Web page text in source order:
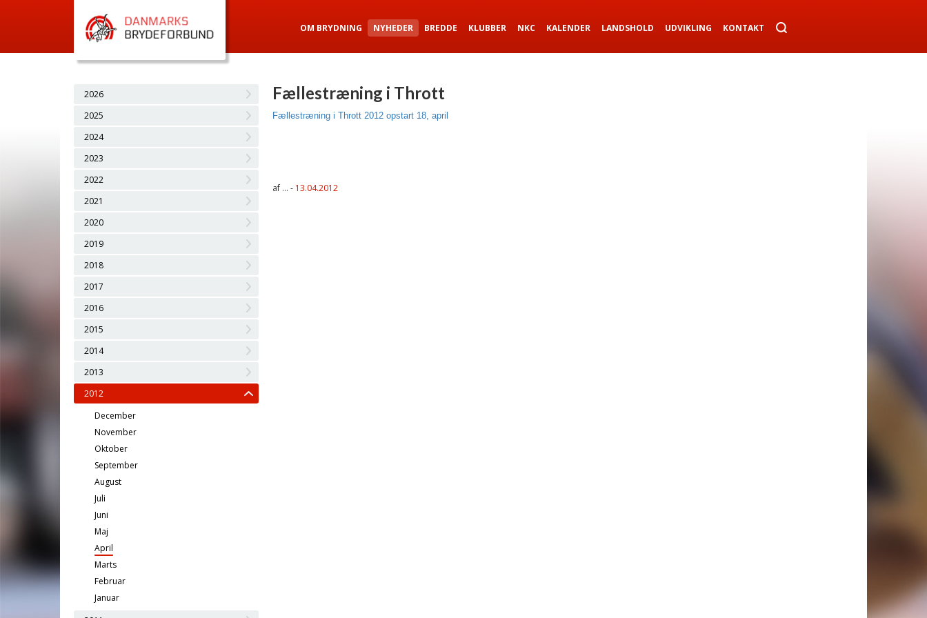
OM BRYDNING NYHEDER BREDDE KLUBBER NKC KALENDER LANDSHOLD UDVIKLING KONTAKT
2026
2025
2024
2023
2022
2021
2020
2019
2018
2017
2016
2015
2014
2013
2012
December
November
Oktober
September
August
Juli
Juni
Maj
April
Marts
Februar
Januar
Fællestræning i Thrott
Fællestræning i Thrott 2012 opstart 18, april
af ... - 13.04.2012